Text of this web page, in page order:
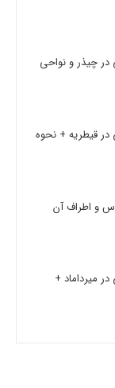
چیذر و نواحی
قیطریه + نحوه
و اطراف آن
میرداماد +